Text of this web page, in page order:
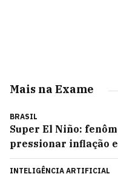
Mais na Exame
BRASIL
Super El Niño:
pressionar inflação
INTELIGÊNCIA ARTIFICIAL